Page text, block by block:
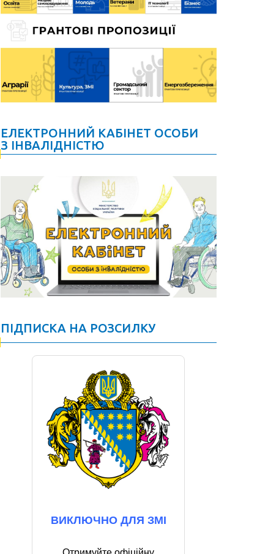
ЕЛЕКТРОННИЙ КАБІНЕТ ОСОБИ
З ІНВАЛІДНІСТЮ
ПІДПИСКА НА РОЗСИЛКУ
ВИКЛЮЧНО ДЛЯ ЗМІ